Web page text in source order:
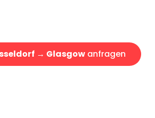
→ Glasgow anfragen